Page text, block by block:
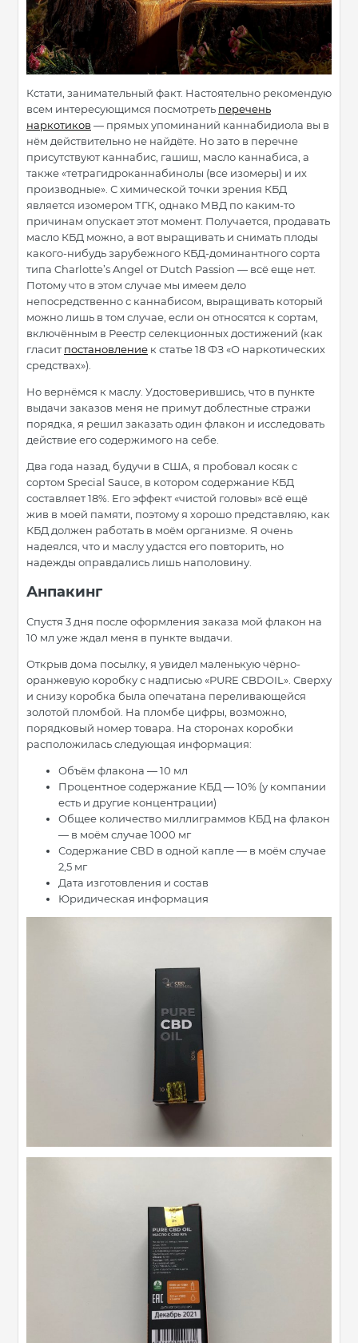
Кстати, занимательный факт. Настоятельно рекомендую
всем интересующимся посмотреть перечень
наркотиков — прямых упоминаний каннабидиола вы в
нём действительно не найдёте. Но зато в перечне
присутствуют каннабис, гашиш, масло каннабиса, а
также «тетрагидроканнабинолы (все изомеры) и их
производные». С химической точки зрения КБД
является изомером ТГК, однако МВД по каким-то
причинам опускает этот момент. Получается, продавать
масло КБД можно, а вот выращивать и снимать плоды
какого-нибудь зарубежного КБД-доминантного сорта
типа Charlotte’s Angel от Dutch Passion — всё еще нет.
Потому что в этом случае мы имеем дело
непосредственно с каннабисом, выращивать который
можно лишь в том случае, если он относятся к сортам,
включённым в Реестр селекционных достижений (как
гласит постановление к статье 18 ФЗ «О наркотических
средствах»).
Но вернёмся к маслу. Удостоверившись, что в пункте
выдачи заказов меня не примут доблестные стражи
порядка, я решил заказать один флакон и исследовать
действие его содержимого на себе.
Два года назад, будучи в США, я пробовал косяк с
сортом Special Sauce, в котором содержание КБД
составляет 18%. Его эффект «чистой головы» всё ещё
жив в моей памяти, поэтому я хорошо представляю, как
КБД должен работать в моём организме. Я очень
надеялся, что и маслу удастся его повторить, но
надежды оправдались лишь наполовину.
Анпакинг
Спустя 3 дня после оформления заказа мой флакон на
10 мл уже ждал меня в пункте выдачи.
Открыв дома посылку, я увидел маленькую чёрно-
оранжевую коробку с надписью «PURE CBDOIL». Сверху
и снизу коробка была опечатана переливающейся
золотой пломбой. На пломбе цифры, возможно,
порядковый номер товара. На сторонах коробки
расположилась следующая информация:
Объём флакона — 10 мл
Процентное содержание КБД — 10% (у компании
есть и другие концентрации)
Общее количество миллиграммов КБД на флакон
— в моём случае 1000 мг
Содержание CBD в одной капле — в моём случае
2,5 мг
Дата изготовления и состав
Юридическая информация